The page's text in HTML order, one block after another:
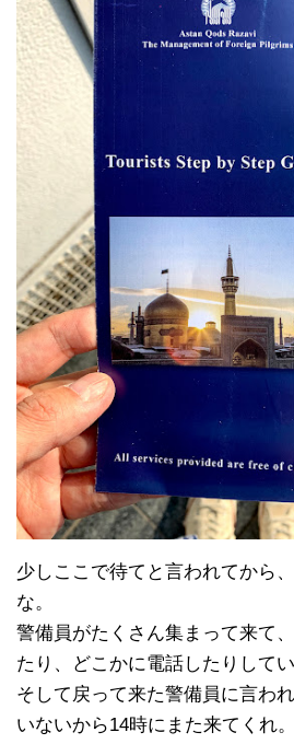
少しここで待てと言われてから
な。
警備員がたくさん集まって来て
たり、どこかに電話したりしてい
そして戻って来た警備員に言わ
いないから14時にまた来てくれ。